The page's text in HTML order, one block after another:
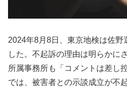
2024年8月8日、東京地検は佐野
した。不起訴の理由は明らかに
所属事務所も「コメントは差し
では、被害者との示談成立が不